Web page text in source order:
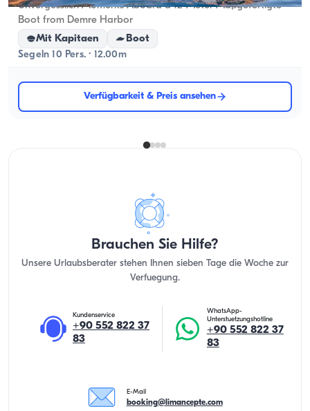
Unvergesslich Moments Aboard a 12-Meter Maßgefertigte
Boot from Demre Harbor
Mit Kapitaen
Boot
Segeln 10 Pers. · 12.00m
Verfügbarkeit & Preis ansehen
Brauchen Sie Hilfe?
Unsere Urlaubsberater stehen Ihnen sieben Tage die Woche zur
Verfuegung.
Kundenservice
+90 552 822 37
83
WhatsApp-
Unterstuetzungshotline
+90 552 822 37
83
E-Mail
booking@limancepte.com